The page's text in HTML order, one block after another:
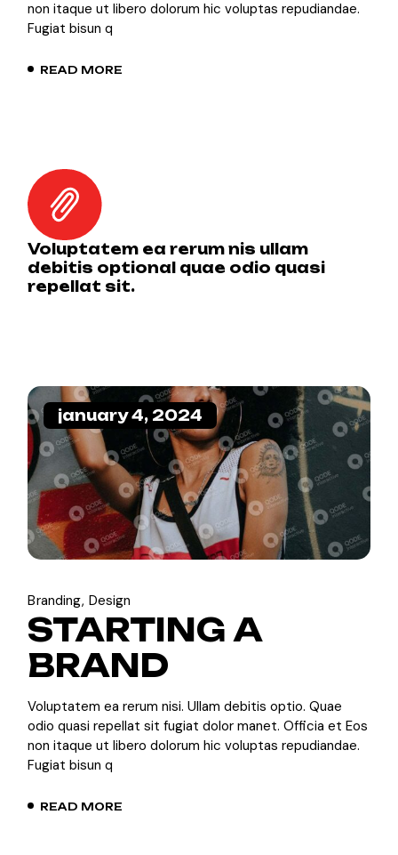
non itaque ut libero dolorum hic voluptas repudiandae.
Fugiat bisun q
READ MORE
Voluptatem ea rerum nis ullam
debitis optional quae odio quasi
repellat sit.
january 4, 2024
Branding Design
STARTING A
BRAND
Voluptatem ea rerum nisi. Ullam debitis optio. Quae
odio quasi repellat sit fugiat dolor manet. Officia et Eos
non itaque ut libero dolorum hic voluptas repudiandae.
Fugiat bisun q
READ MORE